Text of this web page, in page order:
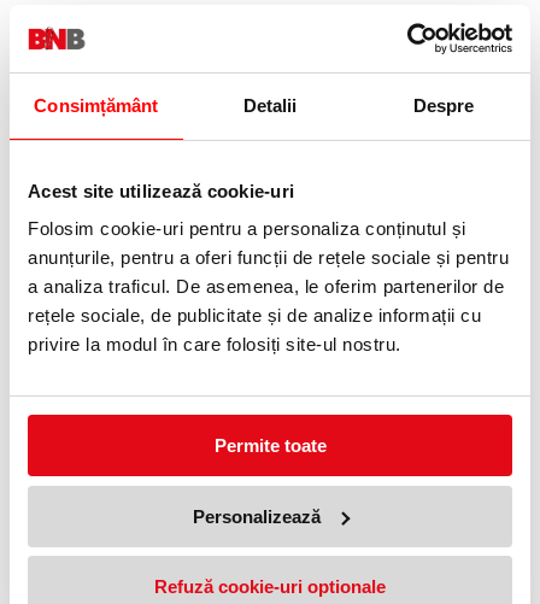
Consimțământ Detalii Despre
Acest site utilizează cookie-uri
Folosim cookie-uri pentru a personaliza conținutul și
anunțurile, pentru a oferi funcții de rețele sociale și pentru
a analiza traficul. De asemenea, le oferim partenerilor de
rețele sociale, de publicitate și de analize informații cu
privire la modul în care folosiți site-ul nostru.
Permite toate
Personalizează
Refuză cookie-uri optionale
· Realizat dintr-un PVC special ce blocheaza reflectarea luminii.
· Foarte rezistent datorita ramelor realizate din metal.
· Se poate monta foarte usor in sistemele de prezentare din
PRODUSE SIMILARE
Tarifold
Anunta-ma cand revine in stoc
21 %